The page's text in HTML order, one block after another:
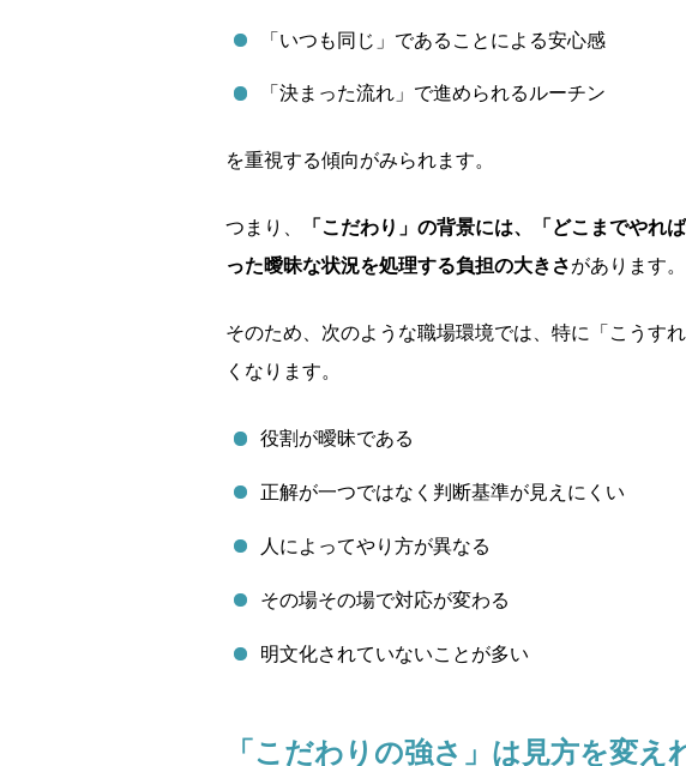
「いつも同じ」であることによる安心感
「決まった流れ」で進められるルーチン
を重視する傾向がみられます。
つまり、
「こだわり」の背景には、「どこまでや
った曖昧な状況を処理する負担の大きさがあります。
そのため、次のような職場環境では、特に「こうす
くなります。
役割が曖昧である
正解が一つではなく判断基準が見えにくい
人によってやり方が異なる
その場その場で対応が変わる
明文化されていないことが多い
「こだわりの強さ」は見方を変え